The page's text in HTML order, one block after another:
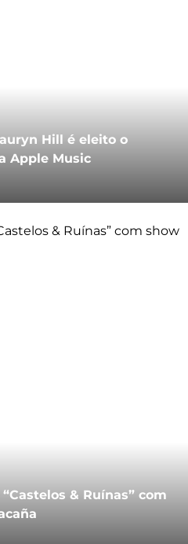
Hill é eleito o
Apple Music
& Ruínas” com